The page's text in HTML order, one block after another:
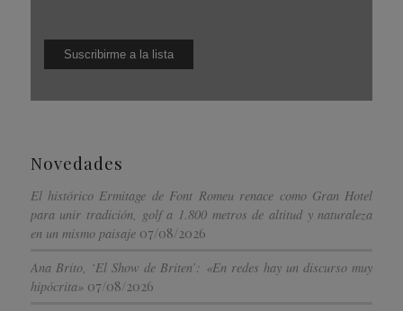
Novedades
El histórico Ermitage de Font Romeu renace como Gran Hotel
para unir tradición, golf a 1.800 metros de altitud y naturaleza
en un mismo paisaje 07/08/2026
Ana Brito, ‘El Show de Briten’: «En redes hay un discurso muy
hipócrita» 07/08/2026